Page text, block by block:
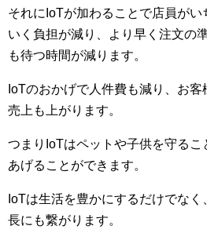
それにIoTが加わることで店員が
いく負担が減り、より早く注文の
も待つ時間が減ります。
IoTのおかげで人件費も減り、お
売上も上がります。
つまりIoTはペットや子供を守るこ
あげることができます。
IoTは生活を豊かにするだけでな
長にも繋がります。